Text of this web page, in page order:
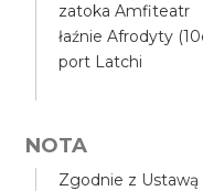
zatoka Amfiteatr
łaźnie Afrodyty
port Latchi
NOTA
Zgodnie z